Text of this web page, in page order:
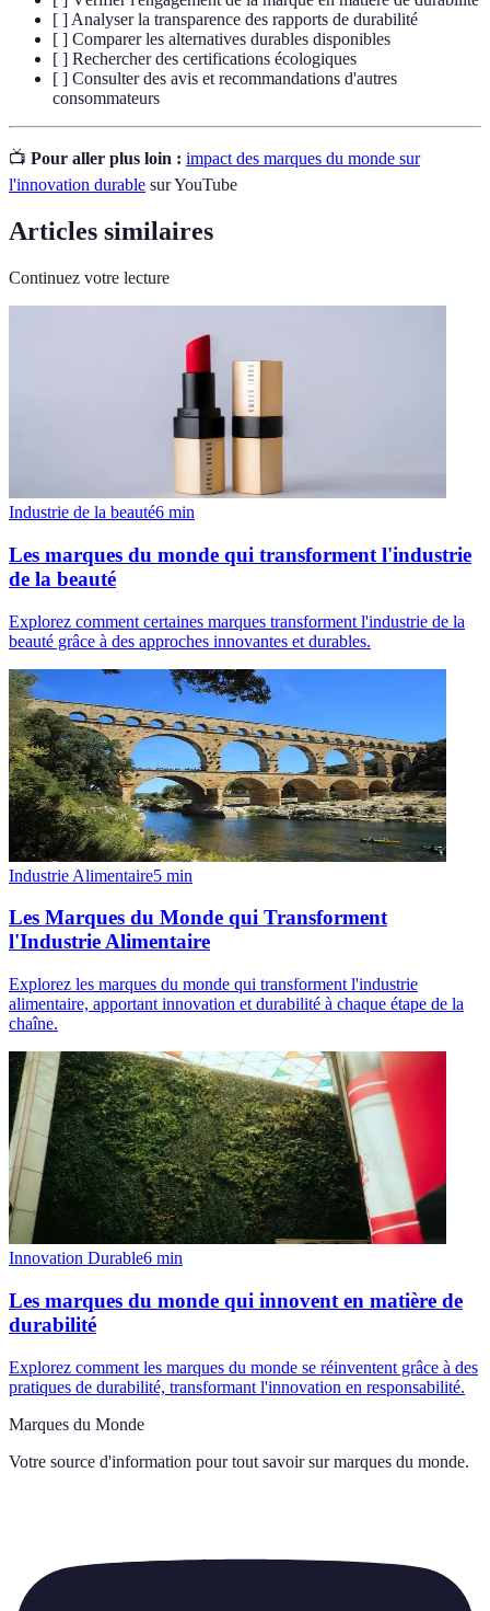
[ ] Analyser la transparence des rapports de durabilité
[ ] Comparer les alternatives durables disponibles
[ ] Rechercher des certifications écologiques
[ ] Consulter des avis et recommandations d'autres
consommateurs
📺 Pour aller plus loin : impact des marques du monde sur
l'innovation durable sur YouTube
Articles similaires
Continuez votre lecture
Industrie de la beauté6 min
Les marques du monde qui transforment l'industrie
de la beauté
Explorez comment certaines marques transforment l'industrie de la
beauté grâce à des approches innovantes et durables.
Industrie Alimentaire5 min
Les Marques du Monde qui Transforment
l'Industrie Alimentaire
Explorez les marques du monde qui transforment l'industrie
alimentaire, apportant innovation et durabilité à chaque étape de la
chaîne.
Innovation Durable6 min
Les marques du monde qui innovent en matière de
durabilité
Explorez comment les marques du monde se réinventent grâce à des
pratiques de durabilité, transformant l'innovation en responsabilité.
Marques du Monde
Votre source d'information pour tout savoir sur marques du monde.